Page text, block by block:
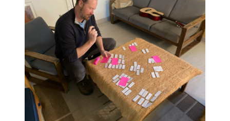
Outils
Liens
Menu principal
Programmes
Formation continue
Admissions